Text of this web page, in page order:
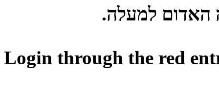
האדום למעלה.
Login through the red